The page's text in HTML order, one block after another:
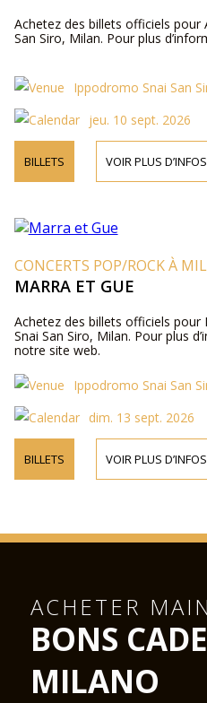
Achetez des billets officiels pour
San Siro, Milan. Pour plus
Ippodromo Snai San
jeu. 10 sept. 2026
BILLETS VOIR PLUS D’INFOS
CONCERTS POP/ROCK À
MARRA ET GUE
Achetez des billets officiels pour
Snai San Siro, Milan. Pour plus
notre site web.
Ippodromo Snai San
dim. 13 sept. 2026
BILLETS VOIR PLUS D’INFOS
ACHETER
BONS
MILANO